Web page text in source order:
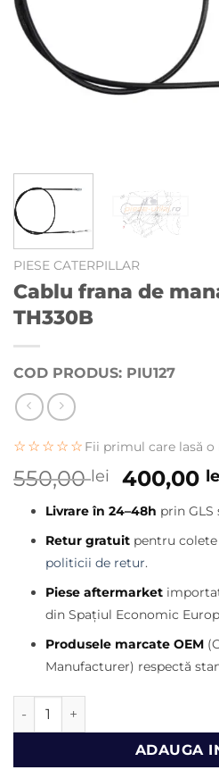
PIESE CATERPILLAR
Cablu frana de
TH330B
COD PRODUS: PIU127
☆☆☆☆☆ Fii primul care lasă o
550,00lei
Prețul
inițial
a
fost:
550,00 lei.
400,00
Livrare în 24–48h prin GLS
Retur gratuit pentru colete
politicii de retur.
Piese aftermarket
din Spațiul Economic
Produsele marcate OEM
Manufacturer) respectă
Cantitate Cablu frana de mana
ADAUGA